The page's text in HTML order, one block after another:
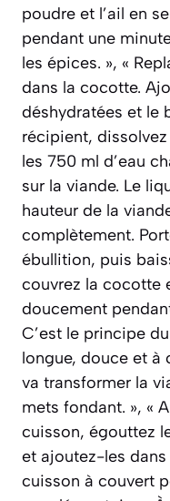
poudre et l’ail en
pendant une
les épices. », «
dans la cocotte.
déshydratées et le
récipient,
les 750 ml d’eau
sur la viande. Le
hauteur de la
complètement.
ébullition, puis
couvrez la cocotte
doucement
C’est le principe
longue, douce et à
va transformer la
mets fondant. », «
cuisson, égouttez
et ajoutez-les
cuisson à couvert